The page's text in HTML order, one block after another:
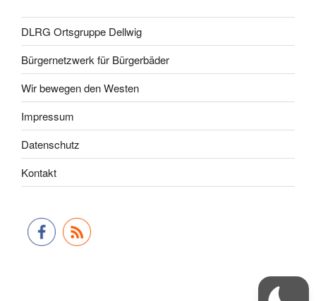
DLRG Ortsgruppe Dellwig
Bürgernetzwerk für Bürgerbäder
Wir bewegen den Westen
Impressum
Datenschutz
Kontakt